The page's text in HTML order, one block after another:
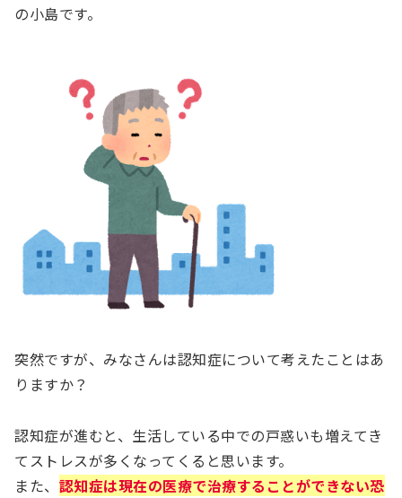
の小島です。
突然ですが、みなさんは認知症について考えたことはあ
りますか？
認知症が進むと、生活している中での戸惑いも増えてき
てストレスが多くなってくると思います。
また、 認知症は現在の医療で治療することができない恐